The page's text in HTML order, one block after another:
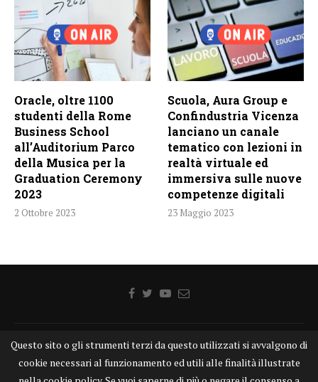
Oracle, oltre 1100
studenti della Rome
Business School
all’Auditorium Parco
della Musica per la
Graduation Ceremony
2023
2 Ottobre 2023
Scuola, Aura Group e
Confindustria Vicenza
lanciano un canale
tematico con lezioni in
realtà virtuale ed
immersiva sulle nuove
competenze digitali
23 Maggio 2023
Home Chi siamo Disclaimer Cookie Contatti
Privacy Policy KONGTV
Questo sito o gli strumenti terzi da questo utilizzati si avvalgono di
cookie necessari al funzionamento ed utili alle finalità illustrate